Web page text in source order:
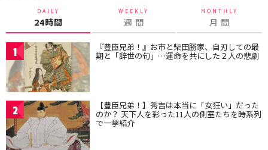
DAILY
24時間
WEEKLY
週 間
MONTHLY
月 間
1 『豊臣兄弟！』お市と柴田勝家、自刃しての最
期と「辞世の句」…運命を共にした２人の悲劇
2 【豊臣兄弟！】秀吉は本当に「女狂い」だった
のか？ 天下人を彩った11人の側室たちを時系列
で一挙紹介